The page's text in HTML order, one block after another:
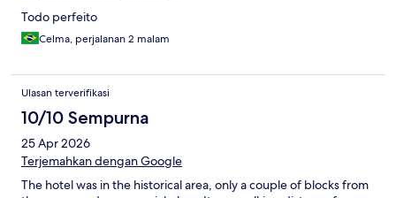
Todo perfeito
Celma, perjalanan 2 malam
Ulasan terverifikasi
10/10 Sempurna
25 Apr 2026
Terjemahkan dengan Google
The hotel was in the historical area, only a couple of blocks from